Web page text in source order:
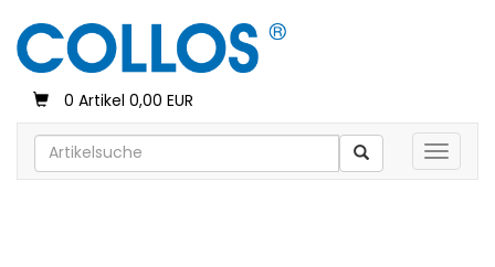
0 Artikel 0,00 EUR
Toggle